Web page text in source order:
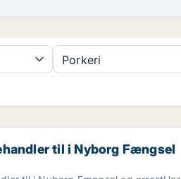
Porkeri
til i Nyborg Fængsel og arrest
til i Nyborg Fængsel